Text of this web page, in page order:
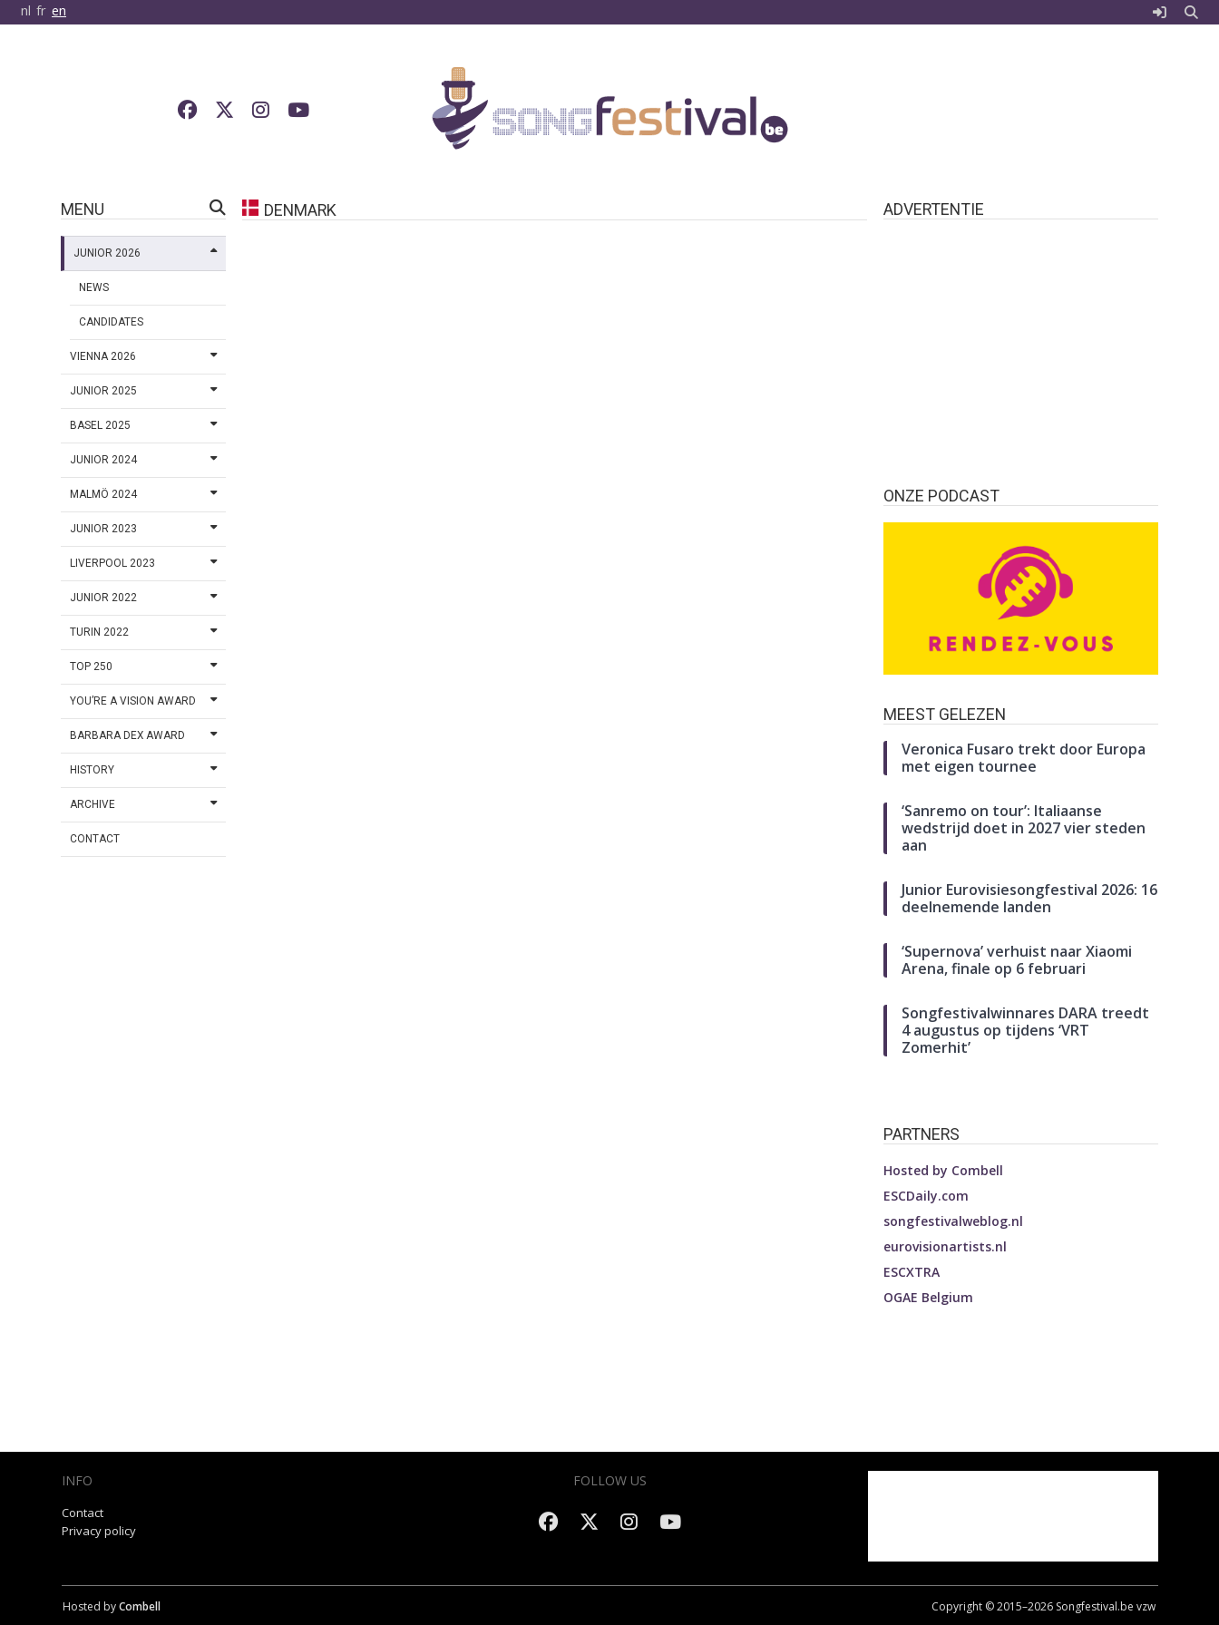
nl fr en
MENU
JUNIOR 2026
NEWS
CANDIDATES
VIENNA 2026
JUNIOR 2025
BASEL 2025
JUNIOR 2024
MALMÖ 2024
JUNIOR 2023
LIVERPOOL 2023
JUNIOR 2022
TURIN 2022
TOP 250
YOU’RE A VISION AWARD
BARBARA DEX AWARD
HISTORY
ARCHIVE
CONTACT
DENMARK ADVERTENTIE
ONZE PODCAST
MEEST GELEZEN
Veronica Fusaro trekt door Europa
met eigen tournee
‘Sanremo on tour’: Italiaanse
wedstrijd doet in 2027 vier steden
aan
Junior Eurovisiesongfestival 2026: 16
deelnemende landen
‘Supernova’ verhuist naar Xiaomi
Arena, finale op 6 februari
Songfestivalwinnares DARA treedt
4 augustus op tijdens ‘VRT
Zomerhit’
PARTNERS
Hosted by Combell
ESCDaily.com
songfestivalweblog.nl
eurovisionartists.nl
ESCXTRA
OGAE Belgium
INFO
Contact
Privacy policy
FOLLOW US
Hosted byCombell Copyright © 2015–2026 Songfestival.be vzw